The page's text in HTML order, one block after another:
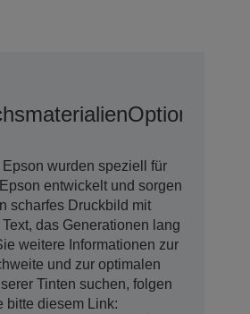
Optionen
wurden speziell für
entwickelt und sorgen
scharfes Druckbild mit
das Generationen lang
weitere Informationen zur
und zur optimalen
Tinten suchen, folgen
bitte diesem Link: